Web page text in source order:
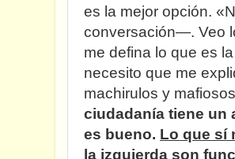
es la mejor opción.
conversación—. Veo
me defina lo que es
necesito que me
machirulos y
ciudadanía tiene un
es bueno. Lo que sí
la izquierda son